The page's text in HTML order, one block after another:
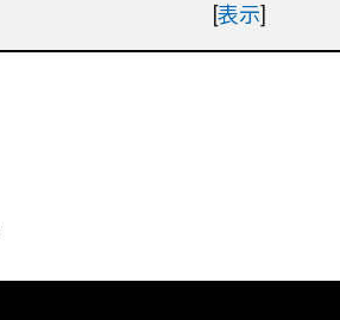
[表示]